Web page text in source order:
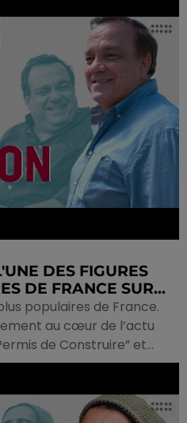
DES FIGURES
DE FRANCE SUR...
populaires de France.
au cœur de l’actu
de Construire” et...